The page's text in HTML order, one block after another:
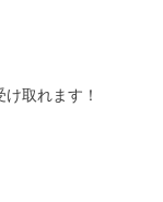
取れます！